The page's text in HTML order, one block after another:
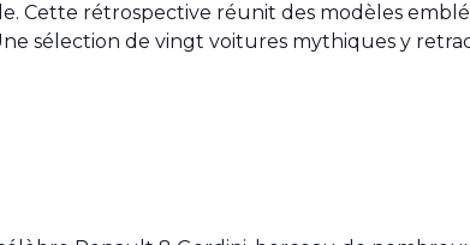
Cette rétrospective réunit des modèles
sélection de vingt voitures mythiques y